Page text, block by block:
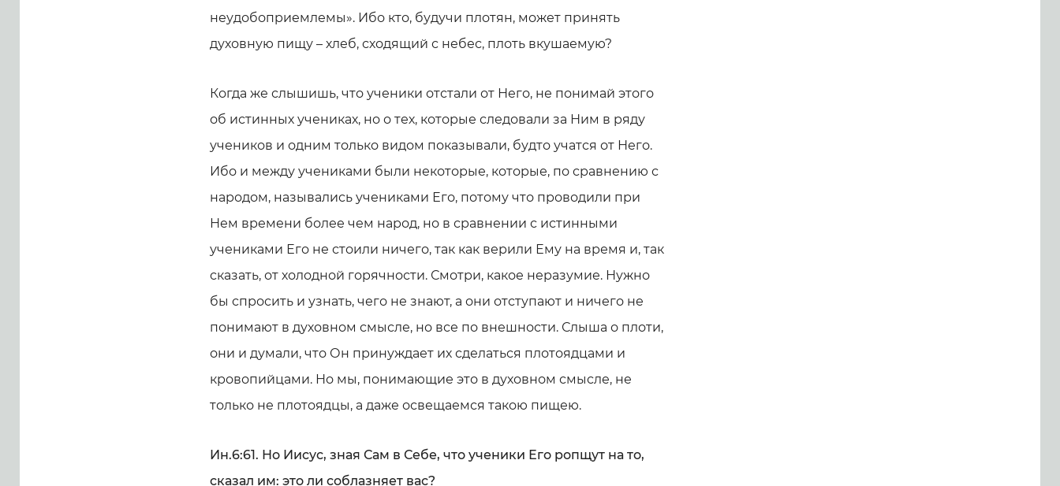
неудобоприемлемы». Ибо кто, будучи плотян, может принять
духовную пищу – хлеб, сходящий с небес, плоть вкушаемую?
Когда же слышишь, что ученики отстали от Него, не понимай этого
об истинных учениках, но о тех, которые следовали за Ним в ряду
учеников и одним только видом показывали, будто учатся от Него.
Ибо и между учениками были некоторые, которые, по сравнению с
народом, назывались учениками Его, потому что проводили при
Нем времени более чем народ, но в сравнении с истинными
учениками Его не стоили ничего, так как верили Ему на время и, так
сказать, от холодной горячности. Смотри, какое неразумие. Нужно
бы спросить и узнать, чего не знают, а они отступают и ничего не
понимают в духовном смысле, но все по внешности. Слыша о плоти,
они и думали, что Он принуждает их сделаться плотоядцами и
кровопийцами. Но мы, понимающие это в духовном смысле, не
только не плотоядцы, а даже освещаемся такою пищею.
Ин.6:61. Но Иисус, зная Сам в Себе, что ученики Его ропщут на то,
сказал им: это ли соблазняет вас?